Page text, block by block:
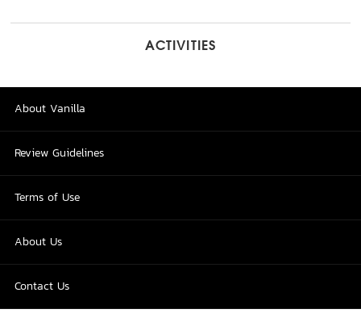
ACTIVITIES
About Vanilla
Review Guidelines
Terms of Use
About Us
Contact Us